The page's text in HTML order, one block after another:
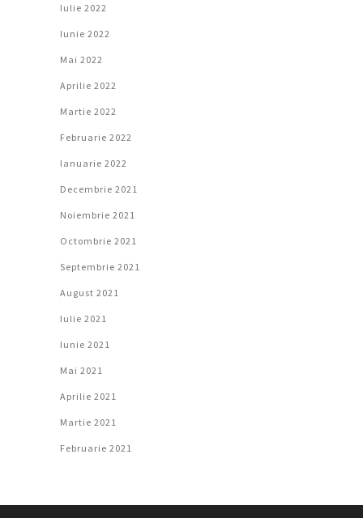
Iulie 2022
Iunie 2022
Mai 2022
Aprilie 2022
Martie 2022
Februarie 2022
Ianuarie 2022
Decembrie 2021
Noiembrie 2021
Octombrie 2021
Septembrie 2021
August 2021
Iulie 2021
Iunie 2021
Mai 2021
Aprilie 2021
Martie 2021
Februarie 2021